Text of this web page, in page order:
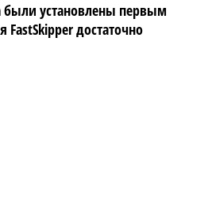
были установлены первым
достаточно